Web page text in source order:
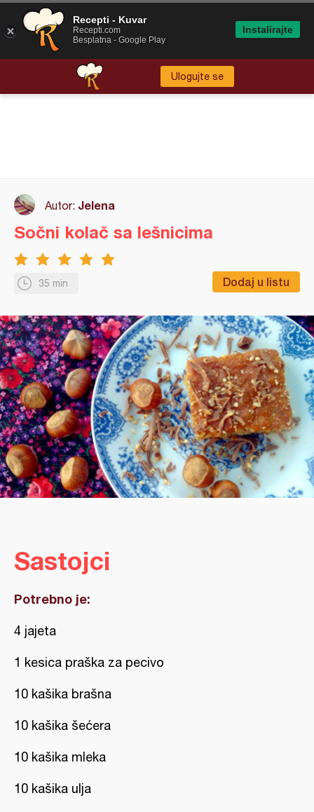
Ulogujte se
Autor: Jelena
35 min Dodaj u listu
Sočni kolač sa lešnicima
Sastojci
Potrebno je:
4 jajeta
1 kesica praška za pecivo
10 kašika brašna
10 kašika šećera
10 kašika mleka
10 kašika ulja
Recepti - Kuvar
Recepti.com
Besplatna - Google Play
Instalirajte